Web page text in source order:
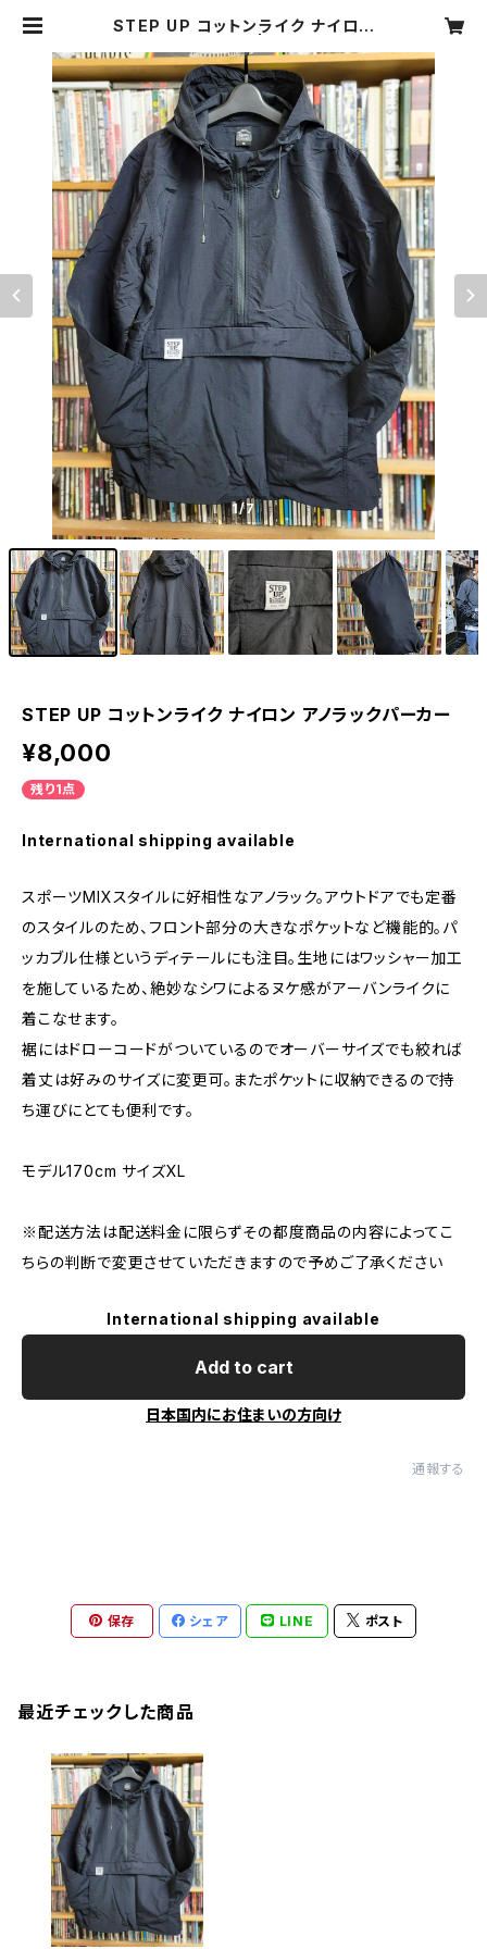
STEP UP コットンライク ナイロン
CORDS onlineshop
1/7
STEP UP コットンライク ナイロン アノラックパーカー
¥8,000
残り1点
International shipping available
スポーツMIXスタイルに好相性なアノラック。アウトドアでも定番
のスタイルのため、フロント部分の大きなポケットなど機能的。パ
ッカブル仕様というディテールにも注目。生地にはワッシャー加工
を施しているため、絶妙なシワによるヌケ感がアーバンライクに
着こなせます。
裾にはドローコードがついているのでオーバーサイズでも絞れば
着丈は好みのサイズに変更可。またポケットに収納できるので持
ち運びにとても便利です。
モデル170cm サイズXL
※配送方法は配送料金に限らずその都度商品の内容によってこ
ちらの判断で変更させていただきますので予めご了承ください
International shipping available
Add to cart
日本国内にお住まいの方向け
通報する
保存 シェア LINE ポスト
最近チェックした商品